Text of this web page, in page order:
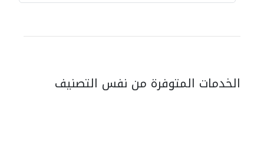
الخدمات المتوفرة من نفس التصنيف